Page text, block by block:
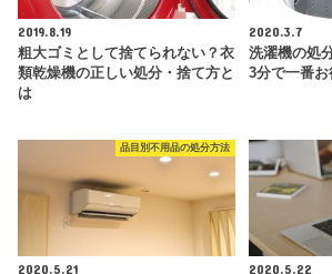
2019.8.19
粗大ゴミとして捨てられない？衣
類乾燥機の正しい処分・捨て方と
は
2020.3.7
洗濯機の処
3分で一番
品目別不用品の処分方法
2020.5.21 2020.5.22